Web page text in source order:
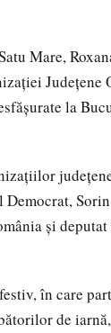
Mare,
la
și
în care
de